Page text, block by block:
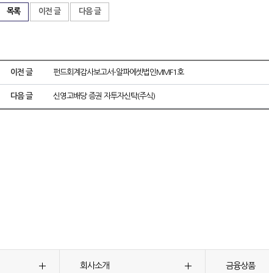
목록 이전 글 다음 글
이전 글 펀드회계감사보고서-알파에셋법인MMF1호
다음 글 신영고배당 증권 자투자신탁(주식)
회사소개 금융상품